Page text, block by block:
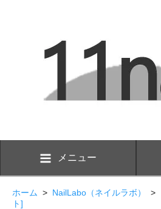
メニュー
ホーム > NailLabo（ネイルラボ） >
ト]